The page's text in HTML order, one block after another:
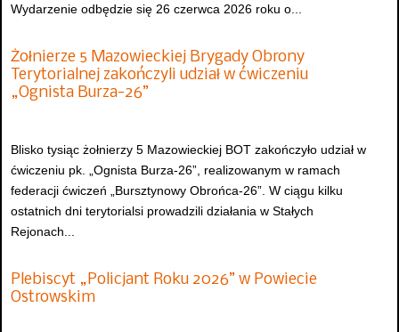
Wydarzenie odbędzie się 26 czerwca 2026 roku o...
Żołnierze 5 Mazowieckiej Brygady Obrony
Terytorialnej zakończyli udział w ćwiczeniu
„Ognista Burza-26”
Blisko tysiąc żołnierzy 5 Mazowieckiej BOT zakończyło udział w
ćwiczeniu pk. „Ognista Burza-26”, realizowanym w ramach
federacji ćwiczeń „Bursztynowy Obrońca-26”. W ciągu kilku
ostatnich dni terytorialsi prowadzili działania w Stałych
Rejonach...
Plebiscyt „Policjant Roku 2026” w Powiecie
Ostrowskim